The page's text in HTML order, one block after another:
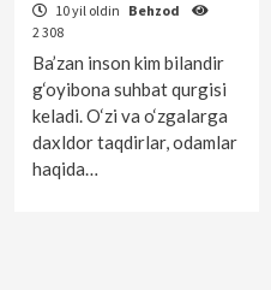
10 yil oldin Behzod
2 308
Ba’zan inson kim bilandir
g‘oyibona suhbat qurgisi
keladi. O‘zi va o‘zgalarga
daxldor taqdirlar, odamlar
haqida…